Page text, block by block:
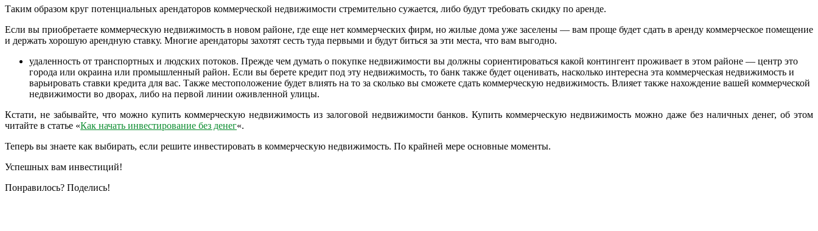
Таким образом круг потенциальных арендаторов коммерческой недвижимости стремительно сужается, либо будут требовать скидку по аренде.
Если вы приобретаете коммерческую недвижимость в новом районе, где еще нет коммерческих фирм, но жилые дома уже заселены — вам проще будет сдать в аренду коммерческое помещение
и держать хорошую арендную ставку. Многие арендаторы захотят сесть туда первыми и будут биться за эти места, что вам выгодно.
удаленность от транспортных и людских потоков. Прежде чем думать о покупке недвижимости вы должны сориентироваться какой контингент проживает в этом районе — центр это
города или окраина или промышленный район. Если вы берете кредит под эту недвижимость, то банк также будет оценивать, насколько интересна эта коммерческая недвижимость и
варьировать ставки кредита для вас. Также местоположение будет влиять на то за сколько вы сможете сдать коммерческую недвижимость. Влияет также нахождение вашей коммерческой
недвижимости во дворах, либо на первой линии оживленной улицы.
Кстати, не забывайте, что можно купить коммерческую недвижимость из залоговой недвижимости банков. Купить коммерческую недвижимость можно даже без наличных денег, об этом
читайте в статье «Как начать инвестирование без денег«.
Теперь вы знаете как выбирать, если решите инвестировать в коммерческую недвижимость. По крайней мере основные моменты.
Успешных вам инвестиций!
Понравилось? Поделись!